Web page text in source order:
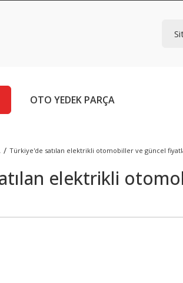
OTO YEDEK PARÇA
Türkiye'de satılan elektrikli otomobiller ve güncel
elektrikli